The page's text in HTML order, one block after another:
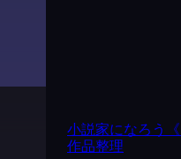
小説家になろう
作品整理